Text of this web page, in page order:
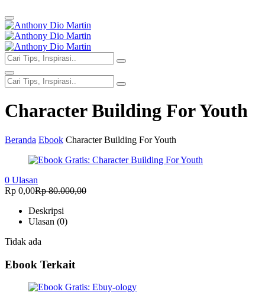
Character Building For Youth
Beranda Ebook Character Building For Youth
0 Ulasan
Rp 0,00Rp 80.000,00
Deskripsi
Ulasan (0)
Tidak ada
Ebook Terkait